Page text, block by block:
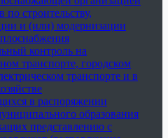
по строительству,
и (или) модернизации
контроль на
транспорте, городском
транспорте и в
в распоряжении
образования
представлению с